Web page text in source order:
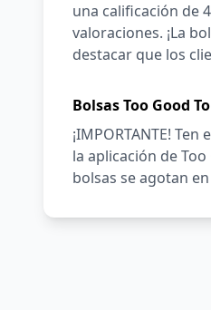
una calificación de
valoraciones. ¡La
destacar que los
Bolsas Too Good
¡IMPORTANTE!
la aplicación de
bolsas se agotan